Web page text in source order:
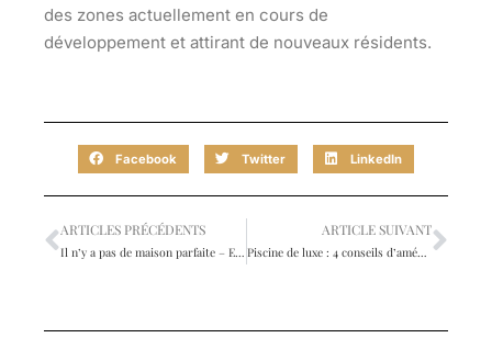
des zones actuellement en cours de
développement et attirant de nouveaux résidents.
Facebook Twitter LinkedIn
ARTICLES PRÉCÉDENTS
Il n’y a pas de maison parfaite – Encouragement pour faire face aux défis de la décoration
ARTICLE SUIVANT
Piscine de luxe : 4 conseils d’aménagement